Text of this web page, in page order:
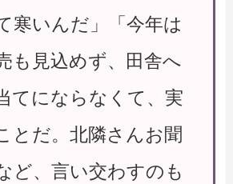
寒いんだ」「今年は
も見込めず、田舎へ
てにならなくて、実
とだ。北隣さんお聞
ど、言い交わすのも